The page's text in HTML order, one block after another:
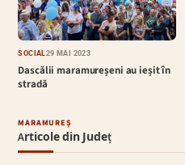
SOCIAL 29 MAI 2023
Dascălii maramureșeni au ieșit în
stradă
MARAMUREȘ
Articole din Județ